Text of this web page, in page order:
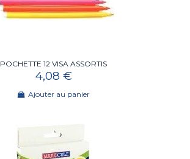
POCHETTE 12 VISA ASSORTIS
4,08 €
Ajouter au panier